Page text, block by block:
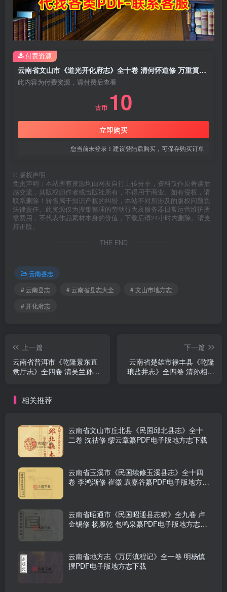
云南省文山市《道光开化府志》全十卷 清何怀道修 万重篔纂PDF电子版地方志下载
此内容为付费资源，请付费后查看
古币 10
立即购买
您当前未登录！建议登陆后购买，可保存购买订单
付费资源
© 版权声明
免责声明：本站所有资源均由网友自行上传分享，资料仅作原著读后
感交流，其版权归作者或出版社所有，不得用于商业。如有侵权，请
联系删除！转售属于知识产权的纠纷，本站不对所涉及的版权问题负
法律责任。此资源仅为搜集整理的劳动行为及服务器日常运营维护所
需费用，不代表作品素材本身的价值，下载后请24小时内删除。请支
持正版。
THE END
云南县志
# 云南县志
# 云南省县志大全
# 文山市地方志
# 开化府志
上一篇
云南省普洱市《乾隆景东直
隶厅志》全四卷 清吴兰孙纂
下一篇
云南省楚雄市禄丰县《乾隆
琅盐井志》全四卷 清孙相修
相关推荐
云南省文山市丘北县《民国邱北县志》全十
二卷 沈祜修 缪云章纂PDF电子版地方志下载
云南省玉溪市《民国续修玉溪县志》全十四
卷 李鸿渐修 崔徵 袁嘉谷纂PDF电子版地方志
云南省昭通市《民国昭通县志稿》全九卷 卢
金锡修 杨履乾 包鸣泉纂PDF电子版地方志下
云南省地方志《万历滇程记》全一卷 明杨慎
撰PDF电子版地方志下载